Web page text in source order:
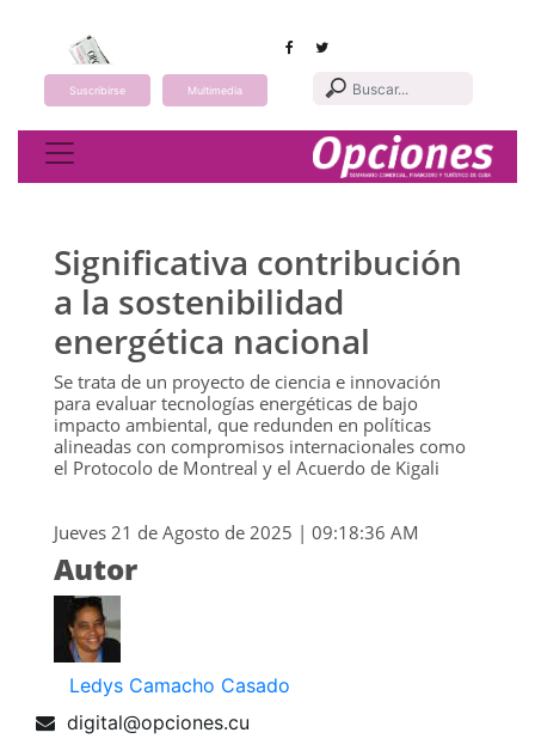
Suscribirse Multimedia
Toggle navigation
Significativa contribución
a la sostenibilidad
energética nacional
Se trata de un proyecto de ciencia e innovación
para evaluar tecnologías energéticas de bajo
impacto ambiental, que redunden en políticas
alineadas con compromisos internacionales como
el Protocolo de Montreal y el Acuerdo de Kigali
Jueves 21 de Agosto de 2025 | 09:18:36 AM
Autor
Ledys Camacho Casado
digital@opciones.cu